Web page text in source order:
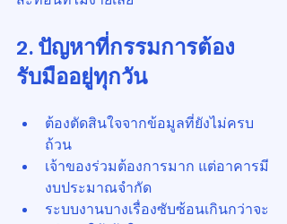
2. ปัญหาที่กรรมการต้อง
รับมืออยู่ทุกวัน
ต้องตัดสินใจจากข้อมูลที่ยังไม่ครบ
ถ้วน
เจ้าของร่วมต้องการมาก แต่อาคารมี
งบประมาณจำกัด
ระบบงานบางเรื่องซับซ้อนเกินกว่าจะ